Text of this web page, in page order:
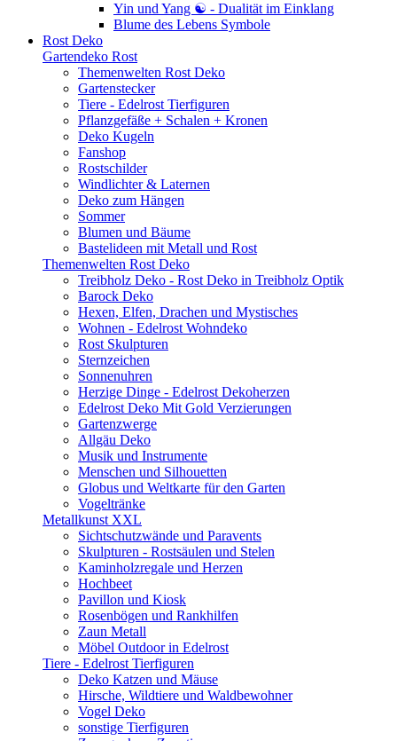
Yin und Yang ☯ - Dualität im Einklang
Blume des Lebens Symbole
Rost Deko
Gartendeko Rost
Themenwelten Rost Deko
Gartenstecker
Tiere - Edelrost Tierfiguren
Pflanzgefäße + Schalen + Kronen
Deko Kugeln
Fanshop
Rostschilder
Windlichter & Laternen
Deko zum Hängen
Sommer
Blumen und Bäume
Bastelideen mit Metall und Rost
Themenwelten Rost Deko
Treibholz Deko - Rost Deko in Treibholz Optik
Barock Deko
Hexen, Elfen, Drachen und Mystisches
Wohnen - Edelrost Wohndeko
Rost Skulpturen
Sternzeichen
Sonnenuhren
Herzige Dinge - Edelrost Dekoherzen
Edelrost Deko Mit Gold Verzierungen
Gartenzwerge
Allgäu Deko
Musik und Instrumente
Menschen und Silhouetten
Globus und Weltkarte für den Garten
Vogeltränke
Metallkunst XXL
Sichtschutzwände und Paravents
Skulpturen - Rostsäulen und Stelen
Kaminholzregale und Herzen
Hochbeet
Pavillon und Kiosk
Rosenbögen und Rankhilfen
Zaun Metall
Möbel Outdoor in Edelrost
Tiere - Edelrost Tierfiguren
Deko Katzen und Mäuse
Hirsche, Wildtiere und Waldbewohner
Vogel Deko
sonstige Tierfiguren